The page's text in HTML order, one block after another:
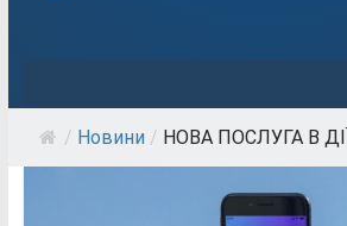
/ Новини / НОВА ПОСЛУГА В